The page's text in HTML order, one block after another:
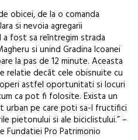
obicei, de la o comanda
si nevoia agregarii
fost sa reîntregim strada
si unind Gradina Icoanei
la pas de 12 minute. Aceasta
relatie decât cele obisnuite cu
astfel oportunitati si locuri
ca pot fi folosite. Exista un
urban pe care poti sa-l fructifici
pietonului si ale biciclistului.” –
Fundatiei Pro Patrimonio